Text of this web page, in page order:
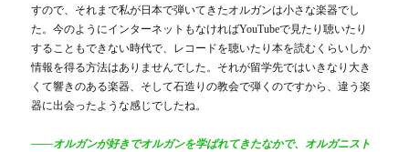
すので、それまで私が日本で弾いてきたオルガンは小さな楽器でし
た。今のようにインターネットもなければYouTubeで見たり聴いたり
することもできない時代で、レコードを聴いたり本を読むくらいしか
情報を得る方法はありませんでした。それが留学先ではいきなり大き
くて響きのある楽器、そして石造りの教会で弾くのですから、違う楽
器に出会ったような感じでしたね。
――オルガンが好きでオルガンを学ばれてきたなかで、オルガニスト